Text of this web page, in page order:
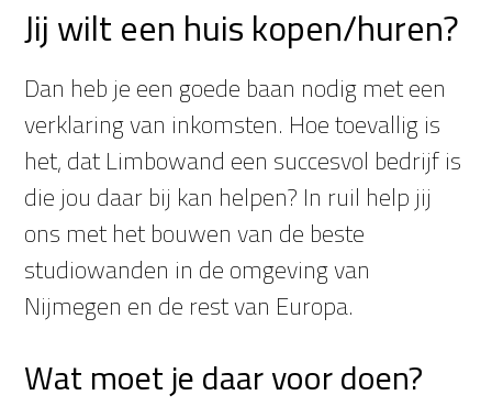
Jij wilt een huis kopen/huren?
Dan heb je een goede baan nodig met een
verklaring van inkomsten. Hoe toevallig is
het, dat Limbowand een succesvol bedrijf is
die jou daar bij kan helpen? In ruil help jij
ons met het bouwen van de beste
studiowanden in de omgeving van
Nijmegen en de rest van Europa.
Wat moet je daar voor doen?